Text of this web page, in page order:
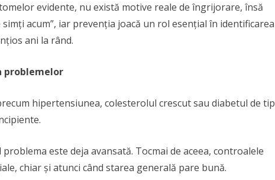
evidente, nu există motive reale de îngrijorare, însă
acum”, iar prevenția joacă un rol esențial în identificarea
ani la rând.
problemelor
hipertensiunea, colesterolul crescut sau diabetul de tip
este deja avansată. Tocmai de aceea, controalele
chiar și atunci când starea generală pare bună.